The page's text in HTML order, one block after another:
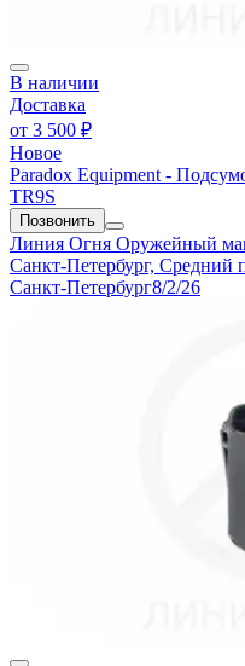
В наличии
Доставка
от 3 500 ₽
Новое
Paradox Equipment -
TR9S
Позвонить
Линия Огня Оружейный
Санкт-Петербург,
Санкт-Петербург8/2/26